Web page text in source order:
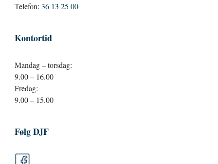
Telefon: 36 13 25 00
Kontortid
Mandag – torsdag:
9.00 – 16.00
Fredag:
9.00 – 15.00
Følg DJF